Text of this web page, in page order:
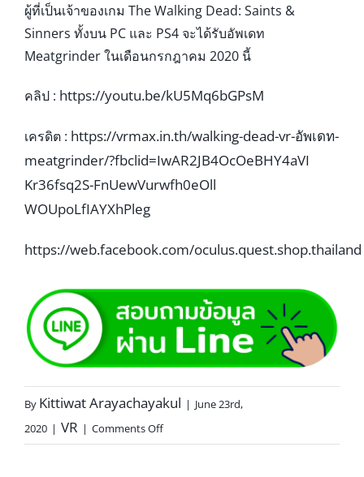
ผู้ที่เป็นเจ้าของเกม The Walking Dead: Saints &
Sinners ทั้งบน PC และ PS4 จะได้รับอัพเดท
Meatgrinder ในเดือนกรกฎาคม 2020 นี้
คลิป : https://youtu.be/kU5Mq6bGPsM
เครดิต : https://vrmax.in.th/walking-dead-vr-อัพเดท-
meatgrinder/?fbclid=IwAR2JB4OcOeBHY4aVI
Kr36fsq2S-FnUewVurwfh0eOll
WOUpoLfIAYXhPleg
https://web.facebook.com/oculus.quest.shop.thailand
By Kittiwat Arayachayakul | June 23rd,
2020 | VR | Comments Off